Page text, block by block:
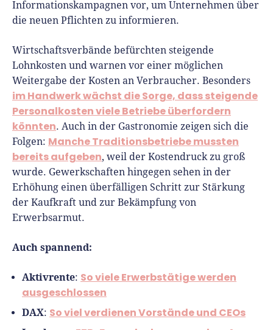
Informationskampagnen vor, um Unternehmen über
die neuen Pflichten zu informieren.
Wirtschaftsverbände befürchten steigende
Lohnkosten und warnen vor einer möglichen
Weitergabe der Kosten an Verbraucher. Besonders
im Handwerk wächst die Sorge, dass steigende
Personalkosten viele Betriebe überfordern
könnten. Auch in der Gastronomie zeigen sich die
Folgen: Manche Traditionsbetriebe mussten
bereits aufgeben, weil der Kostendruck zu groß
wurde. Gewerkschaften hingegen sehen in der
Erhöhung einen überfälligen Schritt zur Stärkung
der Kaufkraft und zur Bekämpfung von
Erwerbsarmut.
Auch spannend:
Aktivrente: So viele Erwerbstätige werden
ausgeschlossen
DAX: So viel verdienen Vorstände und CEOs